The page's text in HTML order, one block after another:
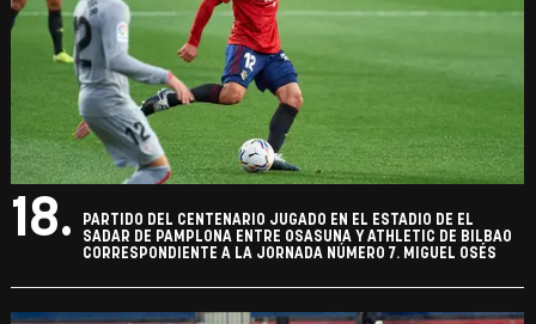
18.
PARTIDO DEL CENTENARIO JUGADO EN EL ESTADIO DE EL
SADAR DE PAMPLONA ENTRE OSASUNA Y ATHLETIC DE BILBAO
CORRESPONDIENTE A LA JORNADA NÚMERO 7. MIGUEL OSÉS